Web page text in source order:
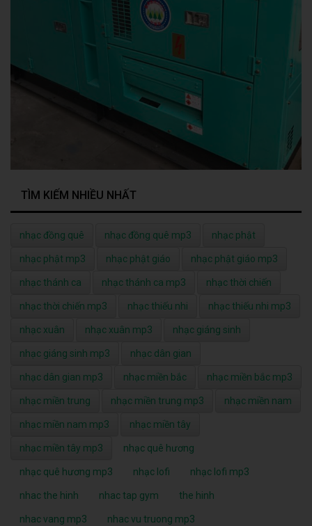
TÌM KIẾM NHIỀU NHẤT
nhạc đồng quê nhạc đồng quê mp3 nhạc phật
nhạc phật mp3 nhạc phật giáo nhạc phật giáo mp3
nhạc thánh ca nhạc thánh ca mp3 nhạc thời chiến
nhạc thời chiến mp3 nhạc thiếu nhi nhạc thiếu nhi mp3
nhạc xuân nhạc xuân mp3 nhạc giáng sinh
nhạc giáng sinh mp3 nhạc dân gian
nhạc dân gian mp3 nhạc miền bắc nhạc miền bắc mp3
nhạc miền trung nhạc miền trung mp3 nhạc miền nam
nhạc miền nam mp3 nhạc miền tây
nhạc miền tây mp3 nhạc quê hương
nhạc quê hương mp3 nhạc lofi nhạc lofi mp3
nhac the hinh nhac tap gym the hinh
nhac vang mp3 nhac vu truong mp3